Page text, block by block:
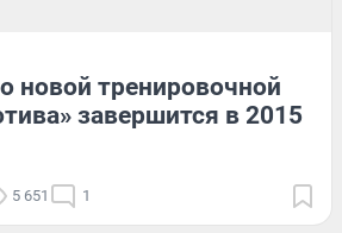
новой тренировочной
завершится в 2015
5 651 1